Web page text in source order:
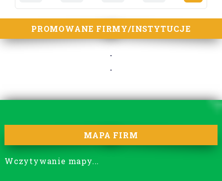
PROMOWANE FIRMY/INSTYTUCJE
MAPA FIRM
Wczytywanie mapy...